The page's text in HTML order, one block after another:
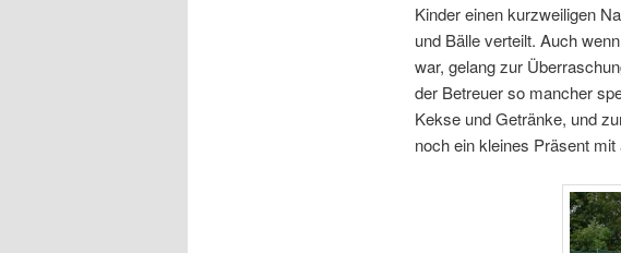
Kinder einen kurzweiligen
und Bälle verteilt. Auch
war, gelang zur
der Betreuer so mancher
Kekse und Getränke, und
noch ein kleines Präsent